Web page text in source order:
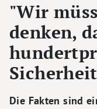
"Wir
denken,
Die Fakten sind